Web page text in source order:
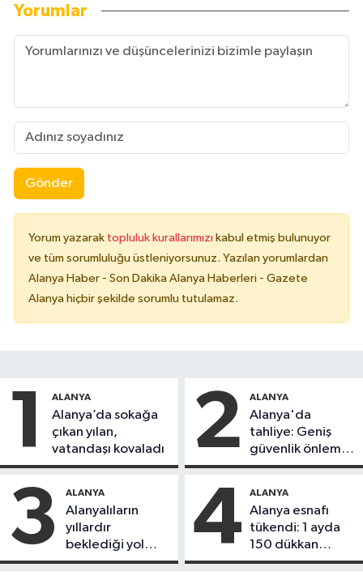
Yorumlar
Gönder
Yorum yazarak topluluk kurallarımızı kabul etmiş bulunuyor
ve tüm sorumluluğu üstleniyorsunuz. Yazılan yorumlardan
Alanya Haber - Son Dakika Alanya Haberleri - Gazete
Alanya hiçbir şekilde sorumlu tutulamaz.
1 ALANYA
Alanya’da sokağa
çıkan yılan,
vatandaşı kovaladı
2 ALANYA
Alanya'da
tahliye: Geniş
güvenlik önlemi
alındı
3 ALANYA
Alanyalıların
yıllardır
beklediği yol
askıdan döndü
4 ALANYA
Alanya esnafı
tükendi: 1 ayda
150 dükkan
kapandı